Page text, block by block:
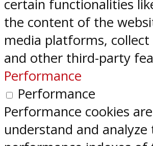
certain functionalities
the content of the
media platforms, collect
and other third-party
Performance
Performance
Performance cookies
understand and analyze